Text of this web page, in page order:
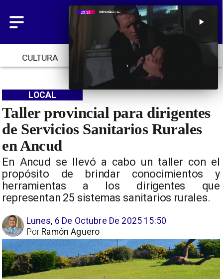
CULTURA TENDENCIAS
Taller provincial para dirigentes
de Servicios Sanitarios Rurales
en Ancud
En Ancud se llevó a cabo un taller con el
propósito de brindar conocimientos y
herramientas a los dirigentes que
representan 25 sistemas sanitarios rurales.
LOCAL
Lunes, 6 De Octubre De 2025 15:50
Ramón Aguero
Por